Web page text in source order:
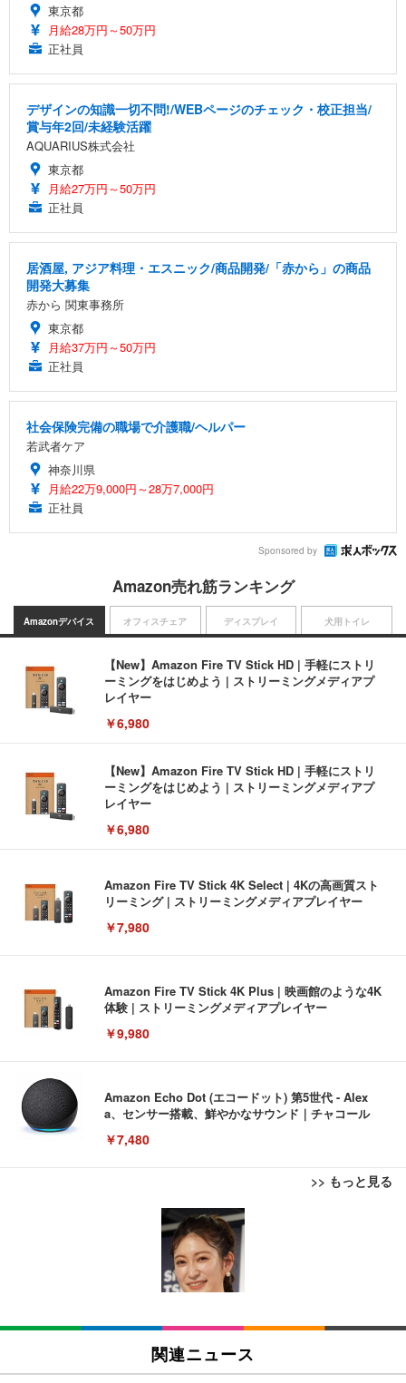
東京都
月給28万円～50万円
正社員
デザインの知識一切不問!/WEBページのチェック・校正担当/
賞与年2回/未経験活躍
AQUARIUS株式会社
東京都
月給27万円～50万円
正社員
居酒屋, アジア料理・エスニック/商品開発/「赤から」の商品
開発大募集
赤から 関東事務所
東京都
月給37万円～50万円
正社員
社会保険完備の職場で介護職/ヘルパー
若武者ケア
神奈川県
月給22万9,000円～28万7,000円
正社員
Sponsored by
Amazon売れ筋ランキング
Amazonデバイス
【New】Amazon Fire TV Stick HD | 手軽にストリ
ーミングをはじめよう | ストリーミングメディアプ
レイヤー
￥6,980
【New】Amazon Fire TV Stick HD | 手軽にストリ
ーミングをはじめよう | ストリーミングメディアプ
レイヤー
￥6,980
Amazon Fire TV Stick 4K Select | 4Kの高画質スト
リーミング | ストリーミングメディアプレイヤー
￥7,980
Amazon Fire TV Stick 4K Plus | 映画館のような4K
体験 | ストリーミングメディアプレイヤー
￥9,980
Amazon Echo Dot (エコードット) 第5世代 - Alex
a、センサー搭載、鮮やかなサウンド｜チャコール
￥7,480
>> もっと見る
オフィスチェア
[EdoErgo] オフィスチェア 椅子 テレワーク 疲れな
い 跳ね上げ式アームレスト コンパクト 約105度ロッ
キング pc 事務椅子 360度回転 座面昇降 強化ナイロ
ン樹脂ベース 通気性メッシュ 在宅ワーク H-WY01
(黒網+黒枠+黒足)
SIHOO B100 オフィスチェア／デスクチェア メッシ
ュチェア 人間工学 疲れない ブラック
￥27,999
ディスプレイ
EIZO ビジネス向けプレミアムモニター | FlexScan
EV3240X-WT | 31.5型4K UHD・USB Type-C・ホワ
￥105,595
EIZO ビジネス向けプレミアムモニター | FlexScan
犬用トイレ
Amazonベーシック ペットシーツ 薄型 レギュラー 1
回使い捨て 無香料 ホワイト 300枚
Amazonベーシック ペットシーツ 厚型 ワイド 42枚
x2袋(84枚) ホワイト(吸収面:ライトブルー)
￥3,234
関連ニュース